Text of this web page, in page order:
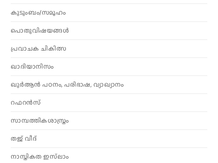
കുടുംബം/സമൂഹം
പൊതുവിഷയങ്ങൾ
പ്രവാചക ചികിത്സ
ഖാദിയാനിസം
ഖുർആൻ പഠനം, പരിഭാഷ, വ്യാഖ്യാനം
റഫറൻസ്
സാമ്പത്തികശാസ്ത്രം
തജ് വീദ്
നാസ്തികത ഇസ്‌ലാം